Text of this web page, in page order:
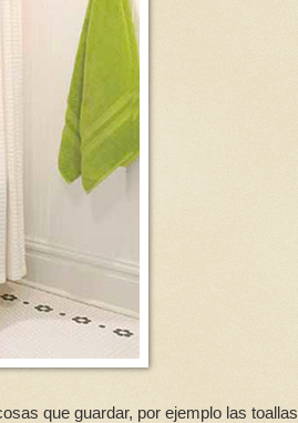
que guardar, por ejemplo las toallas